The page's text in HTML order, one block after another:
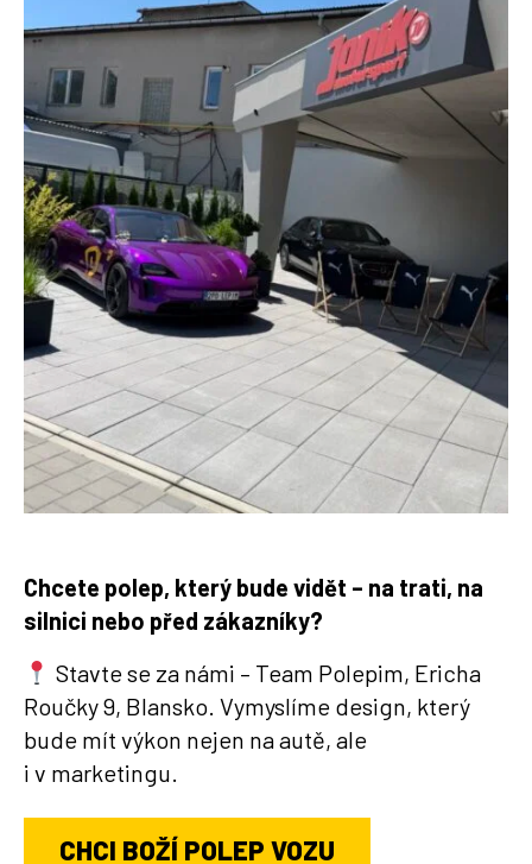
Chcete polep, který bude vidět – na trati, na
silnici nebo před zákazníky?
Stavte se za námi – Team Polepim, Ericha
Roučky 9, Blansko. Vymyslíme design, který
bude mít výkon nejen na autě, ale
i v marketingu.
CHCI BOŽÍ POLEP VOZU